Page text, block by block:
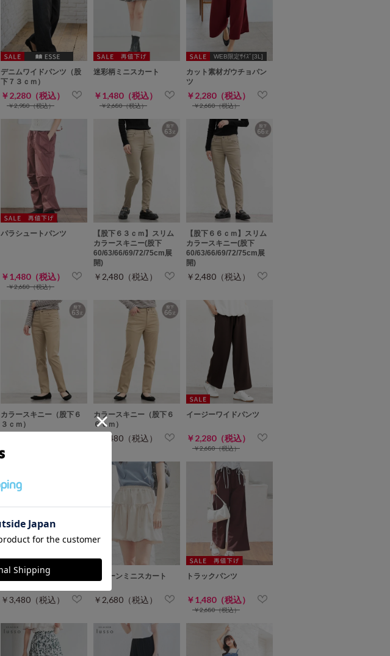
デニムワイドパンツ（股
下７３ｃｍ）
￥2,280（税込）
￥2,980（税込）
迷彩柄ミニスカート
￥1,480（税込）
￥2,680（税込）
WEB限定ｻｲｽﾞ[3L]
カット素材ガウチョパン
ツ
￥2,280（税込）
￥2,680（税込）
パラシュートパンツ
￥1,480（税込）
￥2,680（税込）
【股下６３ｃｍ】スリム
カラースキニー(股下
60/63/66/69/72/75cm展
開)
￥2,480（税込）
【股下６６ｃｍ】スリム
カラースキニー(股下
60/63/66/69/72/75cm展
開)
￥2,480（税込）
カラースキニー（股下６
３ｃｍ）
カラースキニー（股下６
６ｃｍ）
￥2,480（税込）
イージーワイドパンツ
￥2,280（税込）
￥2,680（税込）
ベルト付フレアスカート
￥3,480（税込）
バルーンミニスカート
￥2,680（税込）
トラックパンツ
￥1,480（税込）
￥2,680（税込）